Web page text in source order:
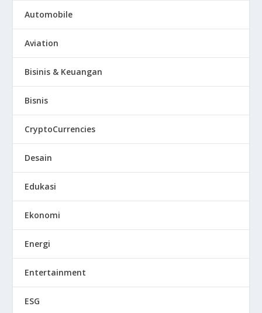
Automobile
Aviation
Bisinis & Keuangan
Bisnis
CryptoCurrencies
Desain
Edukasi
Ekonomi
Energi
Entertainment
ESG